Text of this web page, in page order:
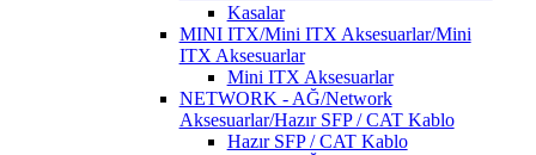
Kasalar
MINI ITX/Mini ITX Aksesuarlar/Mini
ITX Aksesuarlar
Mini ITX Aksesuarlar
NETWORK - AĞ/Network
Aksesuarlar/Hazır SFP / CAT Kablo
Hazır SFP / CAT Kablo